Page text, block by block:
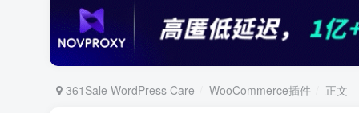
361Sale WordPress Care WooCommerce插件 正文